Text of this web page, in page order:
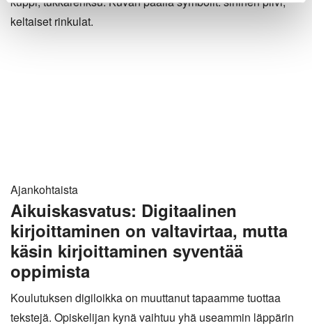
Ajankohtaista
Aikuiskasvatus: Digitaalinen
kirjoittaminen on valtavirtaa, mutta
käsin kirjoittaminen syventää
oppimista
Koulutuksen digiloikka on muuttanut tapaamme tuottaa
tekstejä. Opiskelijan kynä vaihtuu yhä useammin läppärin